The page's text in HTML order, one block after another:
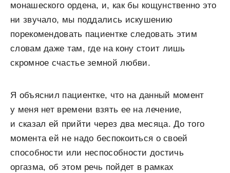
монашеского ордена, и, как бы кощунственно это
ни звучало, мы поддались искушению
порекомендовать пациентке следовать этим
словам даже там, где на кону стоит лишь
скромное счастье земной любви.
Я объяснил пациентке, что на данный момент
у меня нет времени взять ее на лечение,
и сказал ей прийти через два месяца. До того
момента ей не надо беспокоиться о своей
способности или неспособности достичь
оргазма, об этом речь пойдет в рамках